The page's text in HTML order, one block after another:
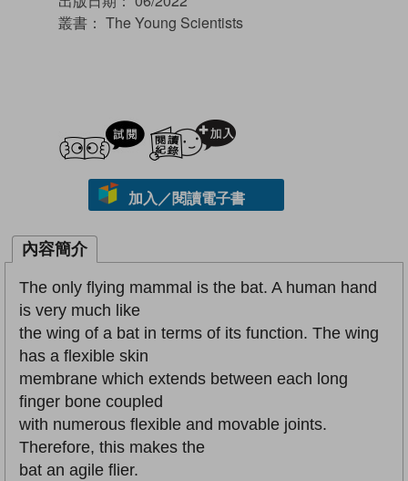
叢書： The Young Scientists
試閲
加入／閱讀電子書
內容簡介
The only flying mammal is the bat. A human hand
is very much like
the wing of a bat in terms of its function. The wing
has a flexible skin
membrane which extends between each long
finger bone coupled
with numerous flexible and movable joints.
Therefore, this makes the
bat an agile flier.